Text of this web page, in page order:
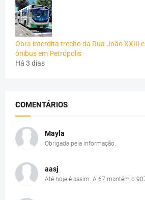
Obra interdita trecho da Rua João XXIII
ônibus em Petrópolis
Há 3 dias
COMENTÁRIOS
Mayla
Obrigada pela informação.
aasj
Até hoje é assim. A 67 mantém o